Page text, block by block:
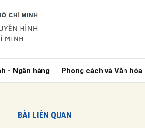
- Ngân hàng Phong cách và Văn hóa
BÀI LIÊN QUAN